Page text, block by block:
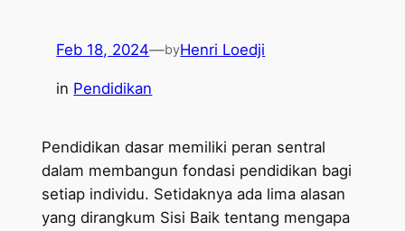
Feb 18, 2024—byHenri Loedji
in Pendidikan
Pendidikan dasar memiliki peran sentral
dalam membangun fondasi pendidikan bagi
setiap individu. Setidaknya ada lima alasan
yang dirangkum Sisi Baik tentang mengapa